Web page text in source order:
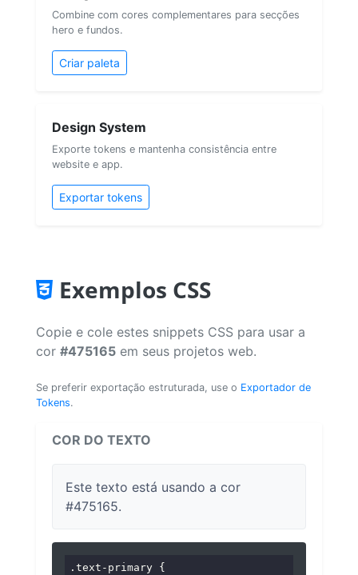
Combine com cores complementares para secções
hero e fundos.
Criar paleta
Design System
Exporte tokens e mantenha consistência entre
website e app.
Exportar tokens
Exemplos CSS
Copie e cole estes snippets CSS para usar a
cor #475165 em seus projetos web.
Se preferir exportação estruturada, use o Exportador de
Tokens.
COR DO TEXTO
Este texto está usando a cor
#475165.
.text-primary {